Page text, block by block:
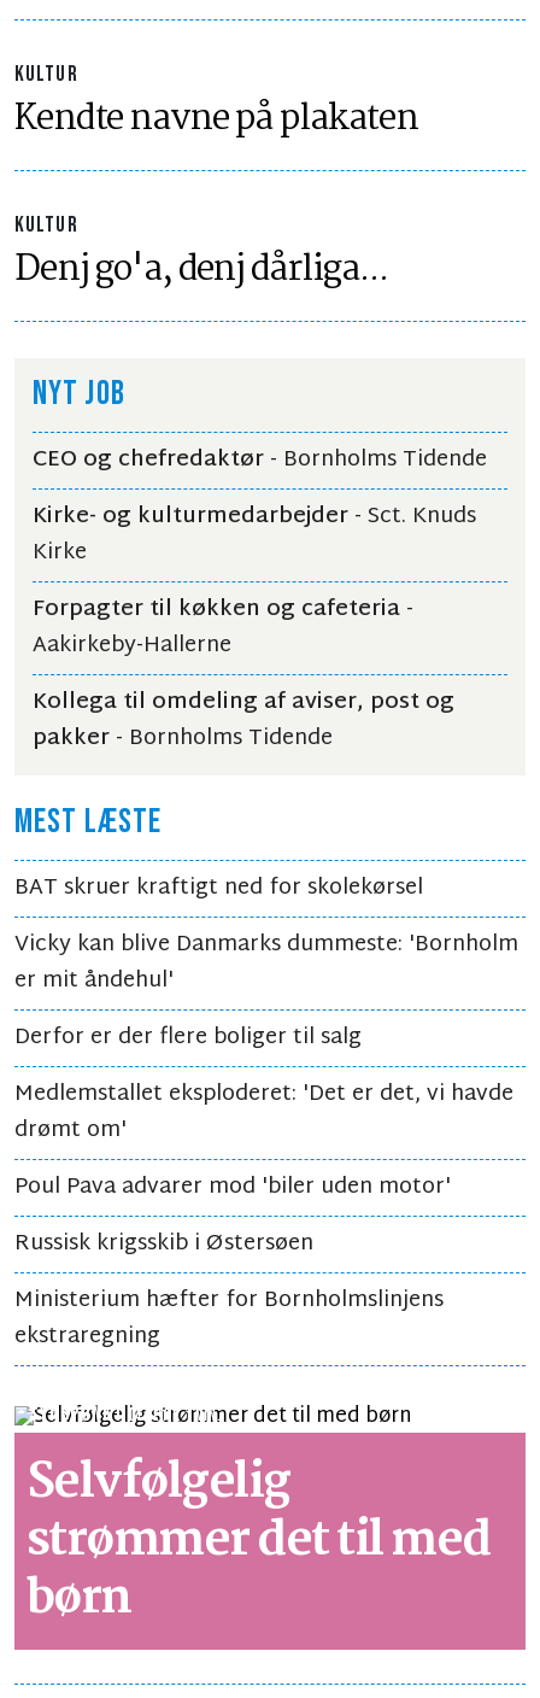
KULTUR
Kendte navne på plakaten
KULTUR
Denj go'a, denj dårliga...
NYT JOB
CEO og chefredaktør- Bornholms Tidende
Kirke- og kulturmedarbejder- Sct. Knuds
Kirke
Forpagter til køkken og cafeteria-
Aakirkeby-Hallerne
Kollega til omdeling af aviser, post og
pakker- Bornholms Tidende
MEST LÆSTE
BAT skruer kraftigt ned for skolekørsel
Vicky kan blive Danmarks dummeste: 'Bornholm
er mit åndehul'
Derfor er der flere boliger til salg
Medlemstallet eksploderet: 'Det er det, vi havde
drømt om'
Poul Pava advarer mod 'biler uden motor'
Russisk krigsskib i Østersøen
Ministerium hæfter for Bornholmslinjens
ekstraregning
SYNSPUNKT LÆSETID 1 MIN.
Selvfølgelig
strømmer det til med
børn